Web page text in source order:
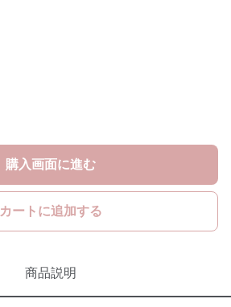
購入画面に進む
カートに追加する
商品説明